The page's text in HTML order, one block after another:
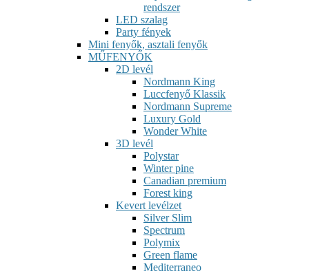
rendszer
LED szalag
Party fények
Mini fenyők, asztali fenyők
MŰFENYŐK
2D levél
Nordmann King
Luccfenyő Klassik
Nordmann Supreme
Luxury Gold
Wonder White
3D levél
Polystar
Winter pine
Canadian premium
Forest king
Kevert levélzet
Silver Slim
Spectrum
Polymix
Green flame
Mediterraneo